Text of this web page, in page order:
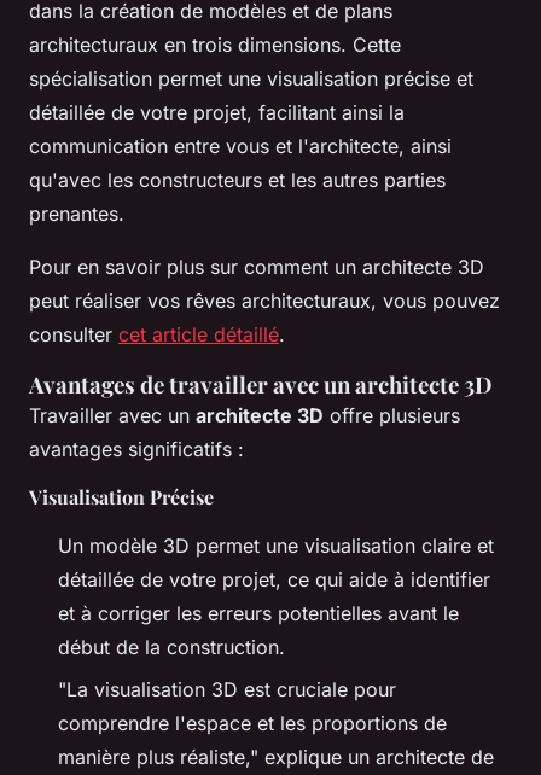
dans la création de modèles et de plans
architecturaux en trois dimensions. Cette
spécialisation permet une visualisation précise et
détaillée de votre projet, facilitant ainsi la
communication entre vous et l'architecte, ainsi
qu'avec les constructeurs et les autres parties
prenantes.
Pour en savoir plus sur comment un architecte 3D
peut réaliser vos rêves architecturaux, vous pouvez
consulter cet article détaillé.
Avantages de travailler avec un architecte 3D
Travailler avec un architecte 3D offre plusieurs
avantages significatifs :
Visualisation Précise
Un modèle 3D permet une visualisation claire et
détaillée de votre projet, ce qui aide à identifier
et à corriger les erreurs potentielles avant le
début de la construction.
"La visualisation 3D est cruciale pour
comprendre l'espace et les proportions de
manière plus réaliste," explique un architecte de